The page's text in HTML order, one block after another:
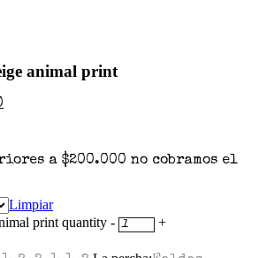
animal print
a $200.000 no cobramos el
Limpiar
print quantity - +